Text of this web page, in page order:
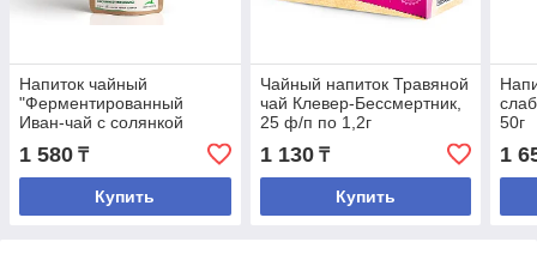
Напиток чайный
"Ферментированный
Иван-чай с солянкой
холмовой", 50гр.
1 580 ₸
Купить
Чайный напиток Травяной
чай Клевер-Бессмертник,
25 ф/п по 1,2г
1 130₸
Купить
50г
1